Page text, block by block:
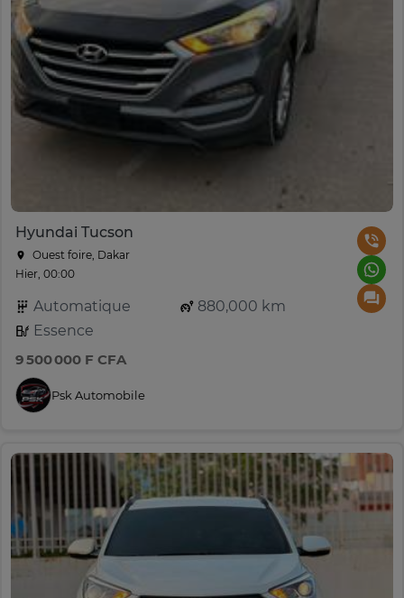
Hyundai Tucson
Ouest foire, Dakar
Hier, 00:00
Automatique
880,000 km
Essence
9 500 000 F CFA
Psk Automobile